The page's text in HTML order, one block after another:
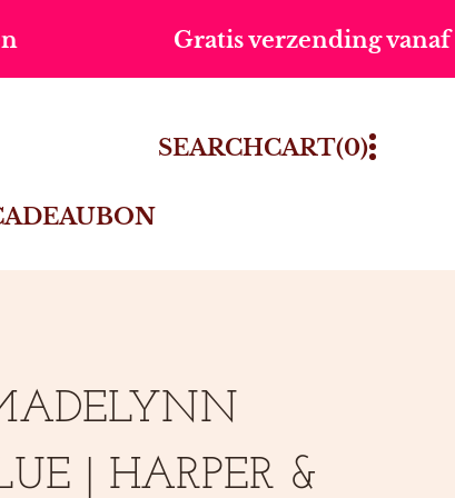
Gratis verzending vanaf €75,-
SEARCHCART(0)0
| HARPER &